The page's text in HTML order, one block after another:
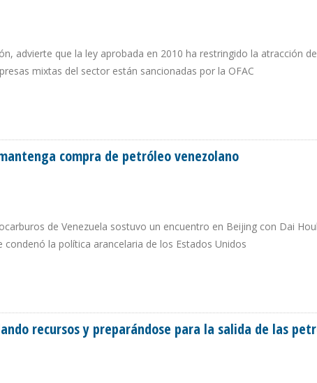
advierte que la ley aprobada en 2010 ha restringido la atracción
mixtas del sector están sancionadas por la OFAC
compra de petróleo venezolano
de Venezuela sostuvo un encuentro en Beijing con Dai
la política arancelaria de los Estados Unidos
recursos y preparándose para la salida de las